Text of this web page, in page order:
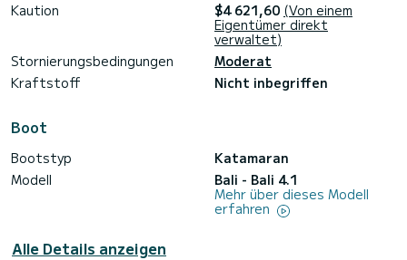
Kaution $4 621,60 (Von einem
Eigentümer direkt
verwaltet)
Stornierungsbedingungen
Moderat
Kraftstoff
Nicht inbegriffen
Boot
Bootstyp
Katamaran
Modell
Bali - Bali 4.1
Mehr über dieses Modell
erfahren
Alle Details anzeigen